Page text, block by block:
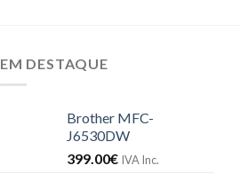
EM DESTAQUE
Brother MFC-
J6530DW
399.00€ IVA Inc.